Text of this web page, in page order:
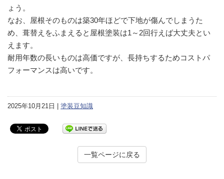
ょう。
なお、屋根そのものは築30年ほどで下地が傷んでしまうた
め、葺替えをふまえると屋根塗装は1～2回行えば大丈夫とい
えます。
耐用年数の長いものは高価ですが、長持ちするためコストパ
フォーマンスは高いです。
2025年10月21日 | 塗装豆知識
一覧ページに戻る